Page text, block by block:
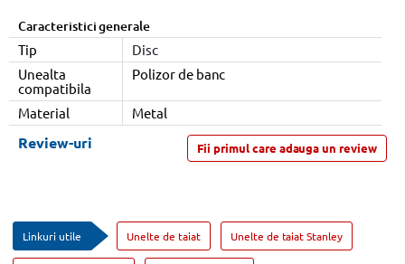
Caracteristici generale
Tip
Disc
Unealta
compatibila
Polizor de banc
Material Metal
Fii primul care adauga un review
Review-uri
Linkuri utile Unelte de taiat Unelte de taiat Stanley